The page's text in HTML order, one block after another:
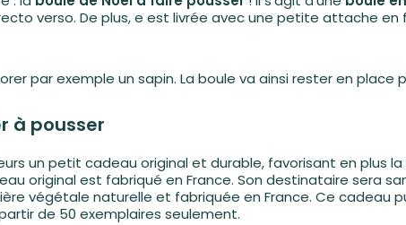
verso. De plus, e est livrée avec une petite attache
par exemple un sapin. La boule va ainsi rester en
à pousser
un petit cadeau original et durable, favorisant en plus
original est fabriqué en France. Son destinataire sera
végétale naturelle et fabriquée en France. Ce cadeau
de 50 exemplaires seulement.